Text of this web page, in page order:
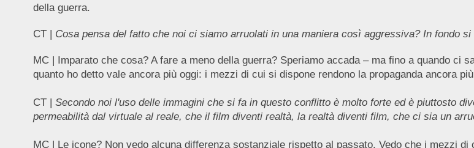
della guerra.
CT | Cosa pensa del fatto che noi ci siamo arruolati in una maniera così aggressiva? In fondo
MC | Imparato che cosa? A fare a meno della guerra? Speriamo accada – ma fino a quando ci
quanto ho detto vale ancora più oggi: i mezzi di cui si dispone rendono la propaganda ancora
CT | Secondo noi l'uso delle immagini che si fa in questo conflitto è molto forte ed è piuttosto
permeabilità dal virtuale al reale, che il film diventi realtà, la realtà diventi film, che ci sia un
MC | Le icone? Non vedo alcuna differenza sostanziale rispetto al passato. Vedo che i mezzi